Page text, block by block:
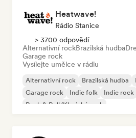
Heatwave!
Rádio Stanice
> 3700 odpovědí
Alternativní rockBrazilská hudba
Garage rock
Vysílejte umělce v rádiu
Alternativní rock Brazilská hudba
Garage rock
Indie folk Indie rock
Rock & Roll/Klasický rock